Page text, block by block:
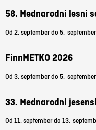
58. Mednarodni lesni
Od 2. september do 5.
FinnMETKO 2026
Od 3. september do 5.
33. Mednarodni
Od 11. september do 13.